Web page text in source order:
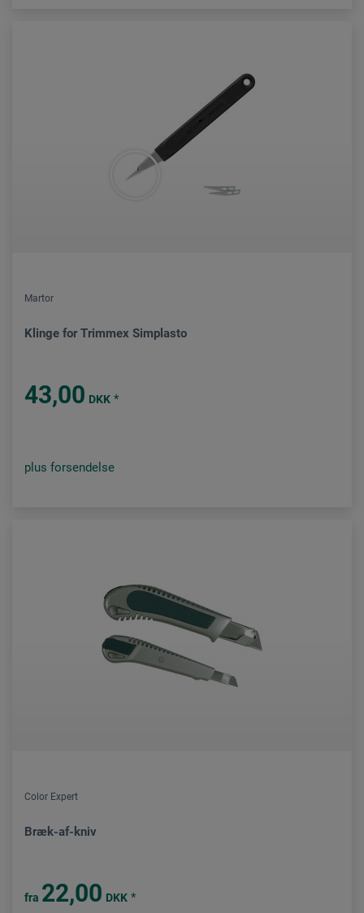
Martor
Klinge for Trimmex Simplasto
43,00 DKK *
plus forsendelse
Color Expert
Bræk-af-kniv
fra 22,00 DKK *